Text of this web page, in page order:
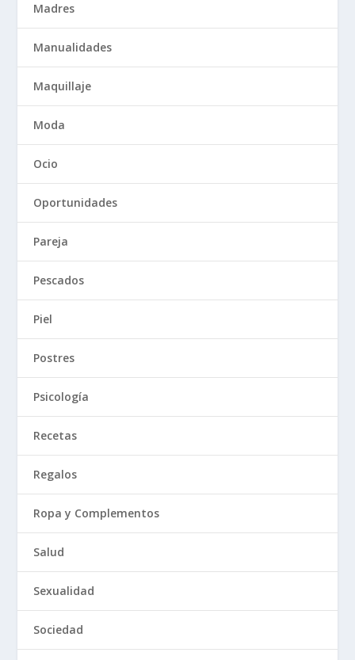
Madres
Manualidades
Maquillaje
Moda
Ocio
Oportunidades
Pareja
Pescados
Piel
Postres
Psicología
Recetas
Regalos
Ropa y Complementos
Salud
Sexualidad
Sociedad